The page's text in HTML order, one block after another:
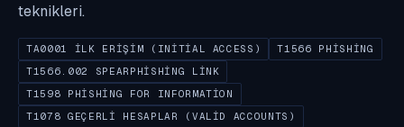
teknikleri.
TA0001 İLK ERIŞIM (INITIAL ACCESS)
T1566 PHISHING
T1566.002 SPEARPHISHING LINK
T1598 PHISHING FOR INFORMATION
T1078 GEÇERLI HESAPLAR (VALID ACCOUNTS)